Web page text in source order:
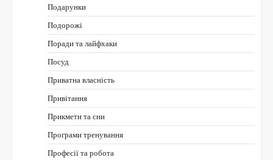
Подарунки
Подорожі
Поради та лайфхаки
Посуд
Приватна власність
Привітання
Прикмети та сни
Програми тренування
Професії та робота